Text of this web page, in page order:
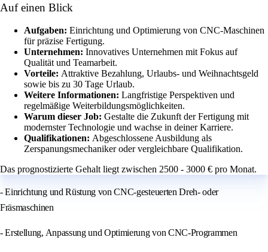
Auf einen Blick
Aufgaben: Einrichtung und Optimierung von CNC-Maschinen
für präzise Fertigung.
Unternehmen: Innovatives Unternehmen mit Fokus auf
Qualität und Teamarbeit.
Vorteile: Attraktive Bezahlung, Urlaubs- und Weihnachtsgeld
sowie bis zu 30 Tage Urlaub.
Weitere Informationen: Langfristige Perspektiven und
regelmäßige Weiterbildungsmöglichkeiten.
Warum dieser Job: Gestalte die Zukunft der Fertigung mit
modernster Technologie und wachse in deiner Karriere.
Qualifikationen: Abgeschlossene Ausbildung als
Zerspanungsmechaniker oder vergleichbare Qualifikation.
Das prognostizierte Gehalt liegt zwischen 2500 - 3000 € pro Monat.
- Einrichtung und Rüstung von CNC-gesteuerten Dreh- oder
Fräsmaschinen
- Erstellung, Anpassung und Optimierung von CNC-Programmen